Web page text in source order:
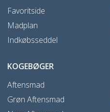
Favoritside
Madplan
Indkøbsseddel
KOGEBØGER
Aftensmad
Grøn Aftensmad